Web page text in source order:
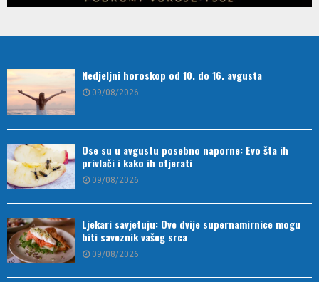
Nedjeljni horoskop od 10. do 16. avgusta
09/08/2026
Ose su u avgustu posebno naporne: Evo šta ih
privlači i kako ih otjerati
09/08/2026
Ljekari savjetuju: Ove dvije supernamirnice mogu
biti saveznik vašeg srca
09/08/2026